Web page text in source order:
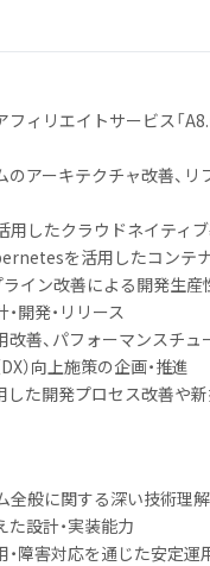
ィリエイトサービス「
アーキテクチャ改善、リ
用したクラウドネイティ
を活用したコンテ
イン改善による開発生産
開発・リリース
改善、パフォーマンスチュ
）向上施策の企画・推進
した開発プロセス改善や
全般に関する深い技術理解
設計・実装能力
・障害対応を通じた安定運